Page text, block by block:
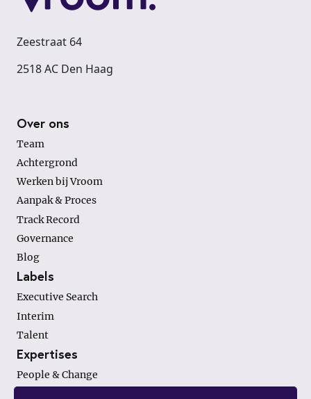
Zeestraat 64
2518 AC Den Haag
Footer
Over ons
Team
Achtergrond
Werken bij Vroom
Aanpak & Proces
Track Record
Governance
Blog
Labels
Executive Search
Interim
Talent
Expertises
People & Change